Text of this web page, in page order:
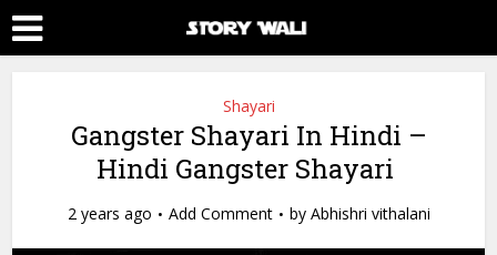
Shayari
Gangster Shayari In Hindi –
Hindi Gangster Shayari
2 years ago Add Comment by Abhishri vithalani